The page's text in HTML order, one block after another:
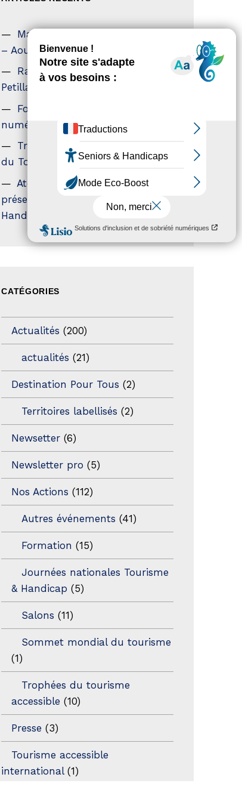
Magazine Tourisme Accessible
– Aout 2026
Rallye Aicha des Gazelles – Les
Petillantes
Formation Communication
numérique
Trophées Horizons – Acteurs
du Tourisme Durable
Atout France – flyer
présentation label Tourisme &
Handicap
CATÉGORIES
Actualités (200)
actualités (21)
Destination Pour Tous (2)
Territoires labellisés (2)
Newsetter (6)
Newsletter pro (5)
Nos Actions (112)
Autres événements (41)
Formation (15)
Journées nationales Tourisme
& Handicap (5)
Salons (11)
Sommet mondial du tourisme
(1)
Trophées du tourisme
accessible (10)
Presse (3)
Tourisme accessible
international(1)